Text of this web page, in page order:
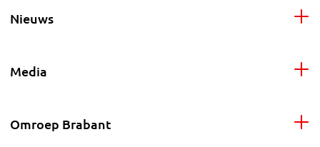
Nieuws
Media
Omroep Brabant